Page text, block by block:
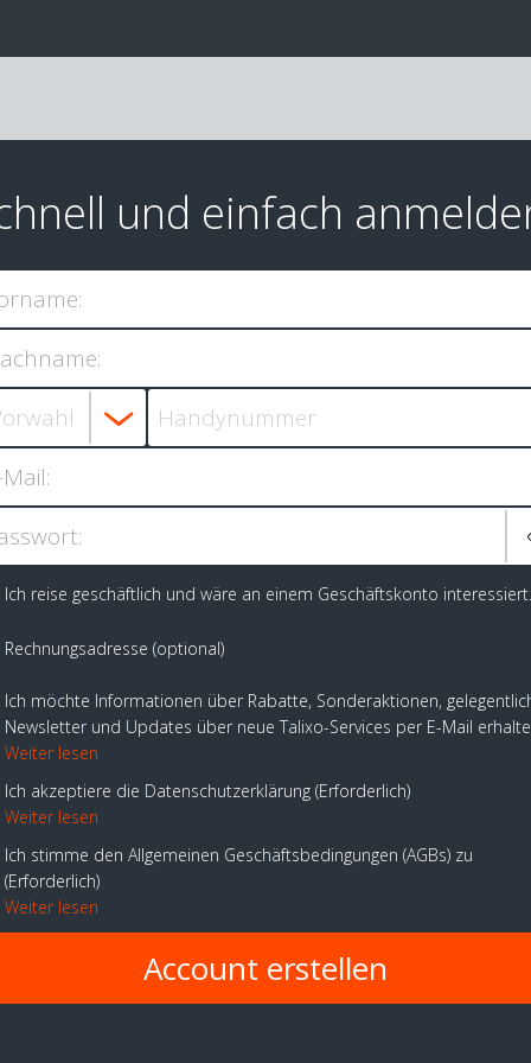
und einfach
Ich reise geschäftlich und wäre an einem Geschäftskonto interessiert.
Rechnungsadresse (optional)
Ich möchte Informationen über Rabatte, Sonderaktionen,
Newsletter und Updates über neue Talixo-Services per E-Mail
Weiter lesen
Ich akzeptiere die Datenschutzerklärung Erforderlich
Weiter lesen
Ich stimme den Allgemeinen Geschäftsbedingungen (AGBs) zu
Erforderlich
Weiter lesen